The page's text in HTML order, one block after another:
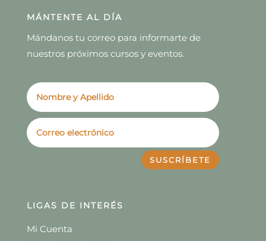
MÁNTENTE AL DÍA
Mándanos tu correo para informarte de
nuestros próximos cursos y eventos.
SUSCRÍBETE
LIGAS DE INTERÉS
Mi Cuenta